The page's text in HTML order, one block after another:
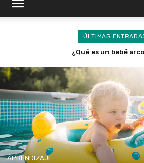
ÚLTIMAS
¿Qué es un bebé
APRENDIZAJE